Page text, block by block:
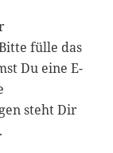
fülle das
Du eine E-
steht Dir